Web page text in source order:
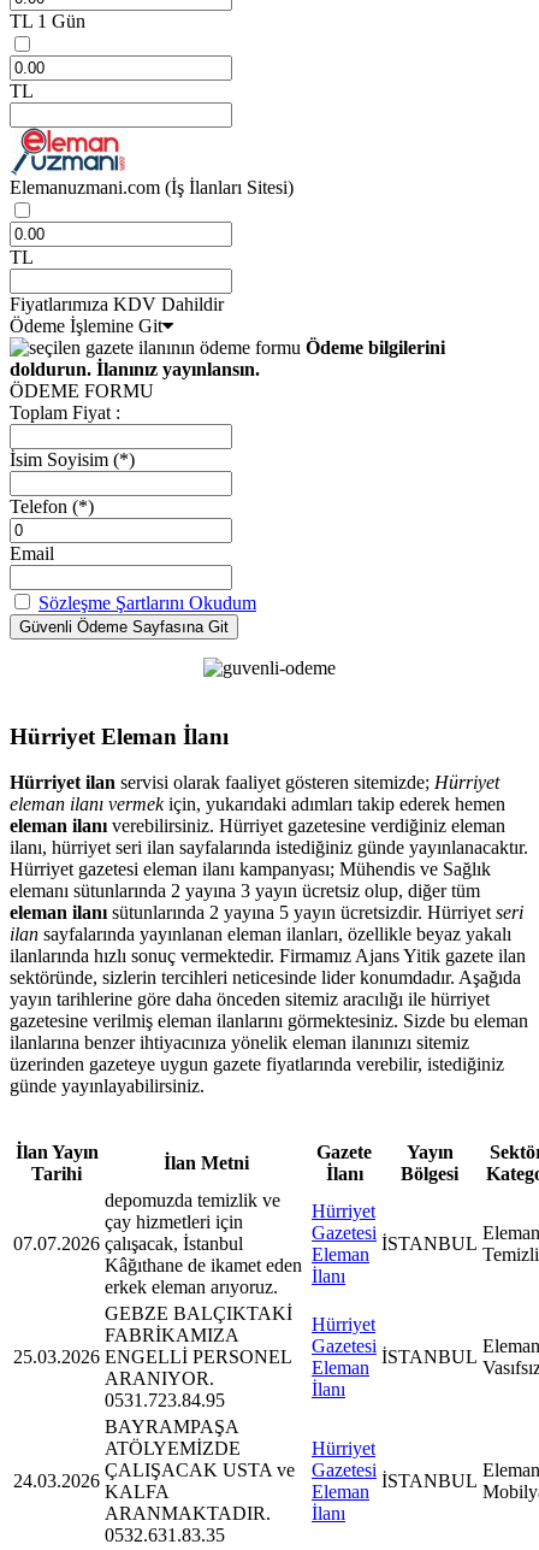
TL 1 Gün
TL
Elemanuzmani.com (İş İlanları Sitesi)
TL
Fiyatlarımıza KDV Dahildir
Ödeme İşlemine Git
Ödeme bilgilerini
doldurun. İlanınız yayınlansın.
ÖDEME FORMU
Toplam Fiyat :
İsim Soyisim (*)
Telefon (*)
Email
Sözleşme Şartlarını Okudum
Hürriyet Eleman İlanı
Hürriyet ilan servisi olarak faaliyet gösteren sitemizde; Hürriyet
eleman ilanı vermekiçin, yukarıdaki adımları takip ederek hemen
eleman ilanı verebilirsiniz. Hürriyet gazetesine verdiğiniz eleman
ilanı, hürriyet seri ilan sayfalarında istediğiniz günde yayınlanacaktır.
Hürriyet gazetesi eleman ilanı kampanyası; Mühendis ve Sağlık
elemanı sütunlarında 2 yayına 3 yayın ücretsiz olup, diğer tüm
eleman ilanı sütunlarında 2 yayına 5 yayın ücretsizdir. Hürriyet seri
ilan sayfalarında yayınlanan eleman ilanları, özellikle beyaz yakalı
ilanlarında hızlı sonuç vermektedir. Firmamız Ajans Yitik gazete ilan
sektöründe, sizlerin tercihleri neticesinde lider konumdadır. Aşağıda
yayın tarihlerine göre daha önceden sitemiz aracılığı ile hürriyet
gazetesine verilmiş eleman ilanlarını görmektesiniz. Sizde bu eleman
ilanlarına benzer ihtiyacınıza yönelik eleman ilanınızı sitemiz
üzerinden gazeteye uygun gazete fiyatlarında verebilir, istediğiniz
günde yayınlayabilirsiniz.
İlan Yayın
Tarihi
İlan Metni
Gazete
İlanı
Yayın
Bölgesi
07.07.2026
depomuzda temizlik ve
çay hizmetleri için
çalışacak, İstanbul
Kâğıthane de ikamet eden
erkek eleman arıyoruz.
Hürriyet
Gazetesi
Eleman
İlanı
İSTANBUL
25.03.2026
GEBZE BALÇIKTAKİ
FABRİKAMIZA
ENGELLİ PERSONEL
ARANIYOR.
0531.723.84.95
Hürriyet
Gazetesi
Eleman
İlanı
İSTANBUL
24.03.2026
BAYRAMPAŞA
ATÖLYEMİZDE
ÇALIŞACAK USTA ve
KALFA
ARANMAKTADIR.
0532.631.83.35
Hürriyet
Gazetesi
Eleman
İlanı
İSTANBUL